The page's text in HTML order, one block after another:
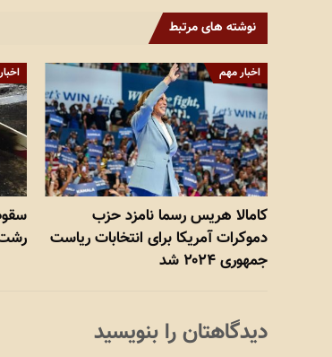
نوشته های مرتبط
اخبار مهم
کامالا هریس رسما نامزد حزب
دموکرات آمریکا برای انتخابات ریاست
جمهوری ۲۰۲۴ شد
دیدگاهتان را بنویسید